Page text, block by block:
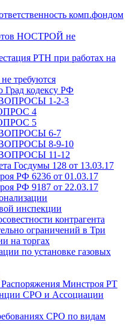
комп.фондом
НОСТРОЙ не
РТН при работах на
требуются
Град кодексу РФ
1-2-3
4
5
6-7
8-9-10
11-12
Госдумы 128 от 13.03.17
РФ 6236 от 01.03.17
РФ 9187 от 22.03.17
инспекции
контрагента
ограничений в Три
на торгах
по установке газовых
Минстроя РТ
СРО и Ассоциации
СРО по видам